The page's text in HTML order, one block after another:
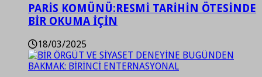
PARİS KOMÜNÜ:RESMİ TARİHİN ÖTESİNDE
BİR OKUMA İÇİN
18/03/2025